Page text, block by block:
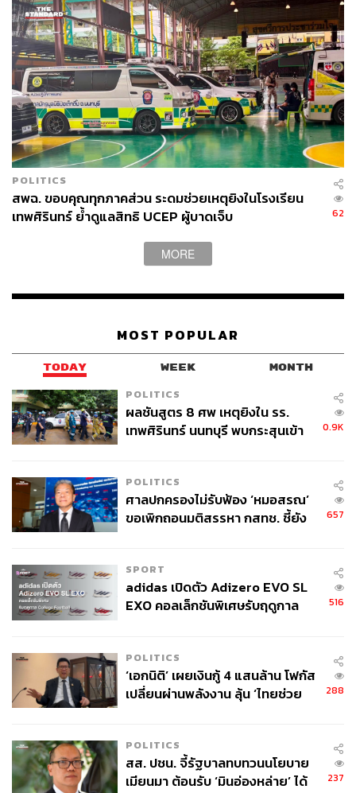
ชอบอย่างไร
คุณหญิงสุดารัตน์:ปัญหาไม่ได้เกิดจากคนใดคนหนึ่ง ดังนั้น
ถ้ารัฐประหารแก้ปัญหาชาติได้ ประเทศไทยคงเจริญไปแล้ว
ระบอบประชาธิปไตย แม้ไม่ได้เป็นระบอบที่เลิศที่สุด แต่มัน
เป็นระบอบที่เห็นศีรษะประชาชน สำหรับการไม่ยอมรับผล
เลือกตั้งที่ฝ่ายแพ้พยายามสร้างคำว่าเผด็จการรัฐสภามานั้น
เป็นไปเพื่อการสร้างอีกระบบขึ้นมาให้เหมือนระบบเผด็จการ
ทหาร ทั้งๆ ที่หากฝ่ายค้านใช้การตรวจสอบในสภาเพื่อผล
ประโยชน์ประชาชนประชาชนก็จะพิพากษาเองเมื่อถึงเวลา
เพราะนักการเมืองมีการหมดวาระที่ผ่านมามีคนอื่นมาแย่ง
ต้องปฏิรูปตัวเองและการต้องรอรับการลงโทษจากประชาชน
อนุทิน:ย้ำถึงประเด็นการเดินตามโรดแมปรัฐธรรมนูญที่ตอน
เคารพกติกา แล้วหลังเลือกตั้งมาคุยกัน “พรรคการเมืองทุก
อย่าไปกลัวว่าต้องขอ ส.ว. 250 คนเห็นชอบ ถ้า 500 คนนี้คือผู้
แทนของราษฎรทั้ง 70 ล้านคนของประเทศไทย มาบอกว่าแก้
รัฐธรรมนูญเพื่อให้ประเทศเดินหน้าได้ ให้มันรู้ไปว่าใครจะ
ขวาง ทหารปฏิวัติไม่น่ากลัวเท่าประชาชนไม่ยอม”
พริษฐ์:อธิบายถึงประชาธิปไตยที่ไม่เป็นเสรีประชาธิปไตย
ของพรรคการเมืองด้วยว่าพรรคการเมืองบริหารอย่างเป็น
ประชาธิปไตยหรือเปล่า พรรคการเมืองต้องไม่มีเจ้าของ ทุก
คนในพรรคมีสิทธิเท่าเทียมกันที่จะเลือกตั้งหัวหน้าพรรค”
POLITICS
สพฉ. ขอบคุณทุกภาคส่วน ระดมช่วยเหตุยิงในโรงเรียน
เทพศิรินทร์ ย้ำดูแลสิทธิ UCEP ผู้บาดเจ็บ
62
MORE
MOST POPULAR
TODAY WEEK MONTH
POLITICS
ผลชันสูตร 8 ศพ เหตุยิงใน รร.
เทพศิรินทร์ นนทบุรี พบกระสุนเข้า
0.9K
POLITICS
ศาลปกครองไม่รับฟ้อง ‘หมอสรณ’
ขอเพิกถอนมติสรรหา กสทช. ชี้ยัง
657
SPORT
adidas เปิดตัว Adizero EVO SL
EXO คอลเล็กชันพิเศษรับฤดูกาล
516
POLITICS
‘เอกนิติ’ เผยเงินกู้ 4 แสนล้าน โฟกัส
เปลี่ยนผ่านพลังงาน ลุ้น ‘ไทยช่วย
288
POLITICS
สส. ปชน. จี้รัฐบาลทบทวนนโยบาย
เมียนมา ต้อนรับ ‘มินอ่องหล่าย’ ได้
237